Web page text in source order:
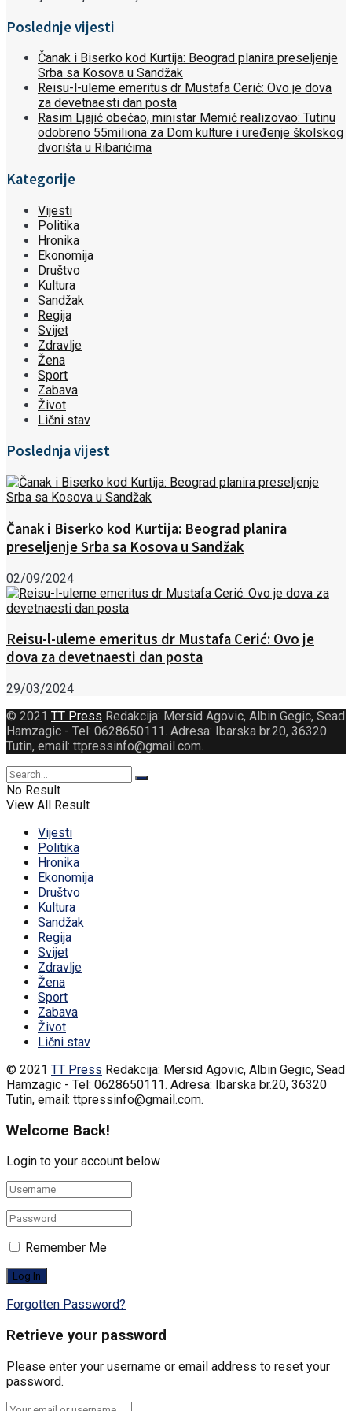
Poslednje vijesti
Čanak i Biserko kod Kurtija: Beograd planira preseljenje
Srba sa Kosova u Sandžak
Reisu-l-uleme emeritus dr Mustafa Cerić: Ovo je dova
za devetnaesti dan posta
Rasim Ljajić obećao, ministar Memić realizovao: Tutinu
odobreno 55miliona za Dom kulture i uređenje školskog
dvorišta u Ribarićima
Kategorije
Vijesti
Politika
Hronika
Ekonomija
Društvo
Kultura
Sandžak
Regija
Svijet
Zdravlje
Žena
Sport
Zabava
Život
Lični stav
Poslednja vijest
Čanak i Biserko kod Kurtija: Beograd planira
preseljenje Srba sa Kosova u Sandžak
02/09/2024
Reisu-l-uleme emeritus dr Mustafa Cerić: Ovo je
dova za devetnaesti dan posta
29/03/2024
© 2021 TT Press Redakcija: Mersid Agovic, Albin Gegic, Sead
Hamzagic - Tel: 0628650111. Adresa: Ibarska br.20, 36320
Tutin, email: ttpressinfo@gmail.com.
No Result
View All Result
Vijesti
Politika
Hronika
Ekonomija
Društvo
Kultura
Sandžak
Regija
Svijet
Zdravlje
Žena
Sport
Zabava
Život
Lični stav
© 2021 TT Press Redakcija: Mersid Agovic, Albin Gegic, Sead
Hamzagic - Tel: 0628650111. Adresa: Ibarska br.20, 36320
Tutin, email: ttpressinfo@gmail.com.
Welcome Back!
Login to your account below
Remember Me
Forgotten Password?
Retrieve your password
Please enter your username or email address to reset your
password.